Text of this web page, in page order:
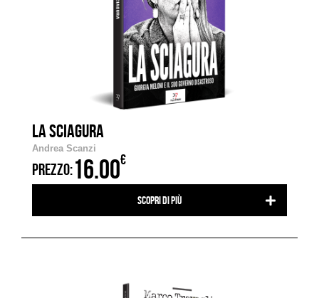
LA SCIAGURA
Andrea Scanzi
PREZZO:16.00€
Scopri di più